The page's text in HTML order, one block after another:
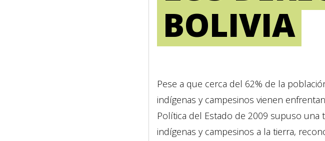
BOLIVIA
Pese a que cerca del 62% de la
indígenas y campesinos vienen
Política del Estado de 2009 supuso
indígenas y campesinos a la tierra,